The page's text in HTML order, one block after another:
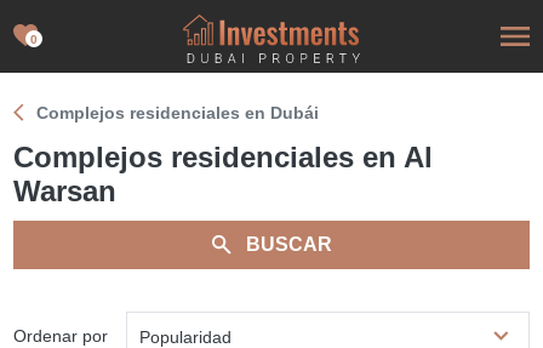
0
Complejos residenciales en Dubái
Complejos residenciales en Al
Warsan
BUSCAR
Ordenar por Popularidad